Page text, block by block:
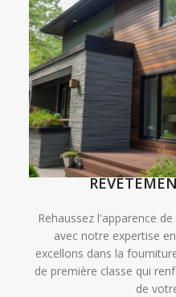
Rehaussez l'apparence
avec notre expertise
excellons dans la
de première classe qui
de